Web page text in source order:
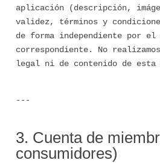
aplicación (descripción,
validez, términos y
de forma independiente por el
correspondiente. No
legal ni de contenido de esta
---
3. Cuenta de
consumidores)